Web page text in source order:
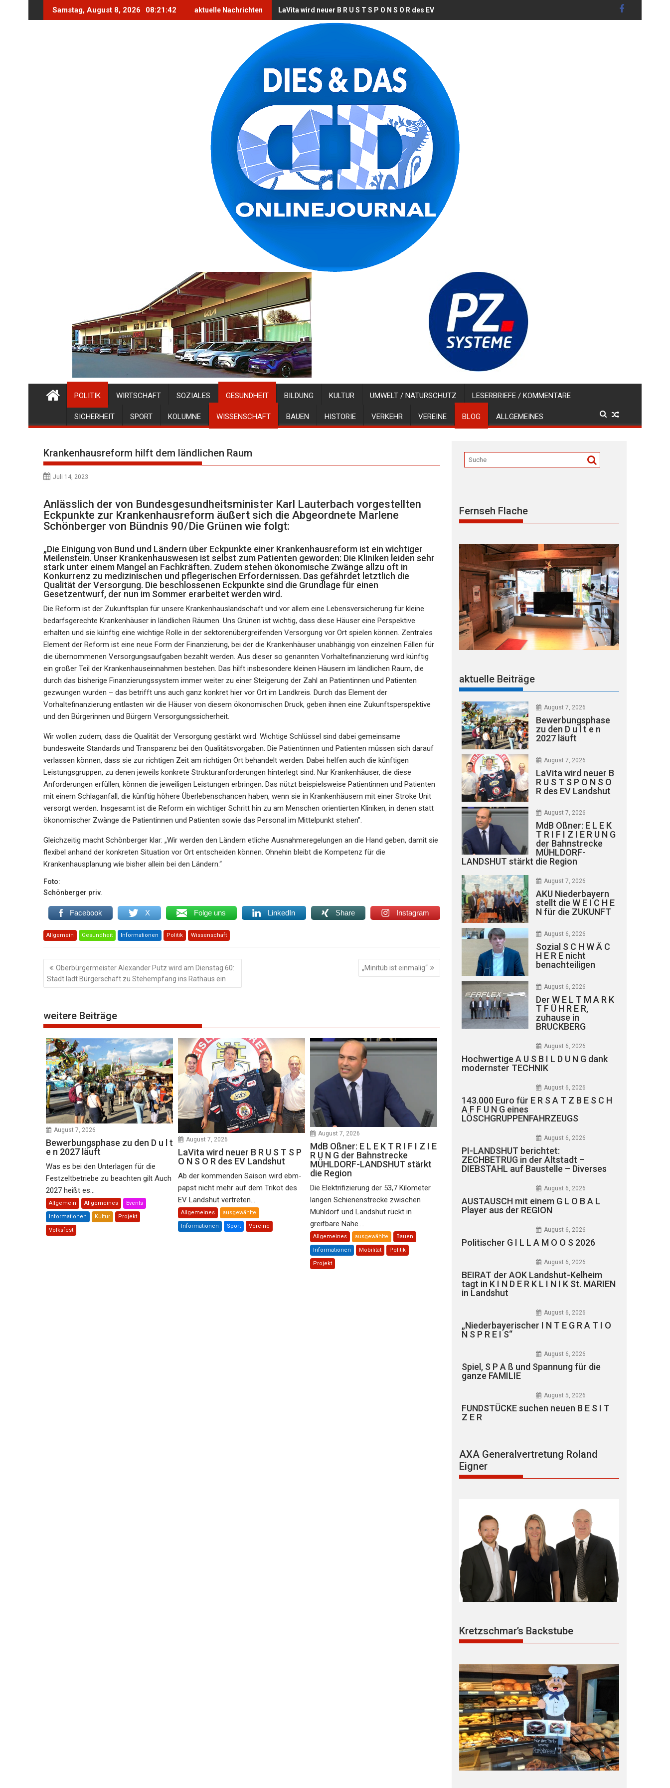
Samstag, August 8, 2026 08:21:43 aktuelle Nachrichten LaVita wird neuer B R U S T S P O N S O R des EV Landshut
POLITIK WIRTSCHAFT SOZIALES GESUNDHEIT BILDUNG KULTUR UMWELT / NATURSCHUTZ LESERBRIEFE / KOMMENTARE
SICHERHEIT SPORT KOLUMNE WISSENSCHAFT BAUEN HISTORIE VERKEHR VEREINE BLOG ALLGEMEINES
Krankenhausreform hilft dem ländlichen Raum
Juli 14, 2023
Anlässlich der von Bundesgesundheitsminister Karl Lauterbach vorgestellten
Eckpunkte zur Krankenhausreform äußert sich die Abgeordnete Marlene
Schönberger von Bündnis 90/Die Grünen wie folgt:
„Die Einigung von Bund und Ländern über Eckpunkte einer Krankenhausreform ist ein wichtiger
Meilenstein. Unser Krankenhauswesen ist selbst zum Patienten geworden: Die Kliniken leiden sehr
stark unter einem Mangel an Fachkräften. Zudem stehen ökonomische Zwänge allzu oft in
Konkurrenz zu medizinischen und pflegerischen Erfordernissen. Das gefährdet letztlich die
Qualität der Versorgung. Die beschlossenen Eckpunkte sind die Grundlage für einen
Gesetzentwurf, der nun im Sommer erarbeitet werden wird.
Die Reform ist der Zukunftsplan für unsere Krankenhauslandschaft und vor allem eine Lebensversicherung für kleine
bedarfsgerechte Krankenhäuser in ländlichen Räumen. Uns Grünen ist wichtig, dass diese Häuser eine Perspektive
erhalten und sie künftig eine wichtige Rolle in der sektorenübergreifenden Versorgung vor Ort spielen können. Zentrales
Element der Reform ist eine neue Form der Finanzierung, bei der die Krankenhäuser unabhängig von einzelnen Fällen für
die übernommenen Versorgungsaufgaben bezahlt werden. Aus dieser so genannten Vorhaltefinanzierung wird künftig
ein großer Teil der Krankenhauseinnahmen bestehen. Das hilft insbesondere kleinen Häusern im ländlichen Raum, die
durch das bisherige Finanzierungssystem immer weiter zu einer Steigerung der Zahl an Patientinnen und Patienten
gezwungen wurden – das betrifft uns auch ganz konkret hier vor Ort im Landkreis. Durch das Element der
Vorhaltefinanzierung entlasten wir die Häuser von diesem ökonomischen Druck, geben ihnen eine Zukunftsperspektive
und den Bürgerinnen und Bürgern Versorgungssicherheit.
Wir wollen zudem, dass die Qualität der Versorgung gestärkt wird. Wichtige Schlüssel sind dabei gemeinsame
bundesweite Standards und Transparenz bei den Qualitätsvorgaben. Die Patientinnen und Patienten müssen sich darauf
verlassen können, dass sie zur richtigen Zeit am richtigen Ort behandelt werden. Dabei helfen auch die künftigen
Leistungsgruppen, zu denen jeweils konkrete Strukturanforderungen hinterlegt sind. Nur Krankenhäuser, die diese
Anforderungen erfüllen, können die jeweiligen Leistungen erbringen. Das nützt beispielsweise Patientinnen und Patienten
mit einem Schlaganfall, die künftig höhere Überlebenschancen haben, wenn sie in Krankenhäusern mit einer Stroke Unit
versorgt werden. Insgesamt ist die Reform ein wichtiger Schritt hin zu am Menschen orientierten Kliniken, in denen statt
ökonomischer Zwänge die Patientinnen und Patienten sowie das Personal im Mittelpunkt stehen”.
Gleichzeitig macht Schönberger klar: „Wir werden den Ländern etliche Ausnahmeregelungen an die Hand geben, damit sie
flexibel anhand der konkreten Situation vor Ort entscheiden können. Ohnehin bleibt die Kompetenz für die
Krankenhausplanung wie bisher allein bei den Ländern.“
Foto:
Schönberger priv.
Facebook X Folge uns LinkedIn Share Instagram
Allgemein Gesundheit Informationen Politik Wissenschaft
Beitragsnavigation
Oberbürgermeister Alexander Putz wird am Dienstag 60:
Stadt lädt Bürgerschaft zu Stehempfang ins Rathaus ein
„Minitüb ist einmalig“
weitere Beiträge
August 7, 2026
Bewerbungsphase zu den D u l t
e n 2027 läuft
Was es bei den Unterlagen für die
Festzeltbetriebe zu beachten gilt Auch
2027 heißt es...
Allgemein Allgemeines Events
Informationen Kultur Projekt
Volksfest
August 7, 2026
LaVita wird neuer B R U S T S P
O N S O R des EV Landshut
Ab der kommenden Saison wird ebm-
papst nicht mehr auf dem Trikot des
EV Landshut vertreten...
Allgemeines ausgewählte
Informationen Sport Vereine
August 7, 2026
MdB Oßner: E L E K T R I F I Z I E
R U N G der Bahnstrecke
MÜHLDORF-LANDSHUT stärkt
die Region
Die Elektrifizierung der 53,7 Kilometer
langen Schienenstrecke zwischen
Mühldorf und Landshut rückt in
greifbare Nähe....
Allgemeines ausgewählte Bauen
Informationen Mobilität Politik
Projekt
Fernseh Flache
aktuelle Beiträge
August 7, 2026
Bewerbungsphase
zu den D u l t e n
2027 läuft
August 7, 2026
LaVita wird neuer B
R U S T S P O N S O
R des EV Landshut
August 7, 2026
MdB Oßner: E L E K
T R I F I Z I E R U N G
der Bahnstrecke
MÜHLDORF-
LANDSHUT stärkt die Region
August 7, 2026
AKU Niederbayern
stellt die W E I C H E
N für die ZUKUNFT
August 6, 2026
Sozial S C H W Ä C
H E R E nicht
benachteiligen
August 6, 2026
Der W E L T M A R K
T F Ü H R E R,
zuhause in
BRUCKBERG
August 6, 2026
Hochwertige A U S B I L D U N G dank
modernster TECHNIK
August 6, 2026
143.000 Euro für E R S A T Z B E S C H
A F F U N G eines
LÖSCHGRUPPENFAHRZEUGS
August 6, 2026
PI-LANDSHUT berichtet:
ZECHBETRUG in der Altstadt –
DIEBSTAHL auf Baustelle – Diverses
August 6, 2026
AUSTAUSCH mit einem G L O B A L
Player aus der REGION
August 6, 2026
Politischer G I L L A M O O S 2026
August 6, 2026
BEIRAT der AOK Landshut-Kelheim
tagt in K I N D E R K L I N I K St. MARIEN
in Landshut
August 6, 2026
„Niederbayerischer I N T E G R A T I O
N S P R E I S“
August 6, 2026
Spiel, S P A ß und Spannung für die
ganze FAMILIE
August 5, 2026
FUNDSTÜCKE suchen neuen B E S I T
Z E R
AXA Generalvertretung Roland
Eigner
Kretzschmar’s Backstube